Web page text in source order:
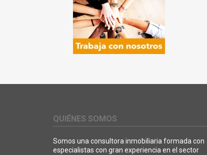
QUIÉNES SOMOS
Somos una consultora inmobiliaria formada con
especialistas con gran experiencia en el sector